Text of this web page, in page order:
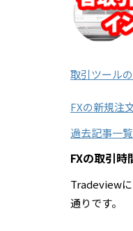
取引ツール
FXの新規注
過去記事一覧
FXの取引時
Tradeview
通りです。